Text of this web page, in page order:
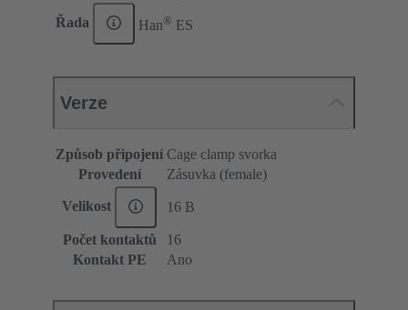
Řada Han® ES
Verze
Způsob připojení Cage clamp svorka
Provedení
Zásuvka (female)
Velikost 16 B
Počet kontaktů
16
Kontakt PE
Ano